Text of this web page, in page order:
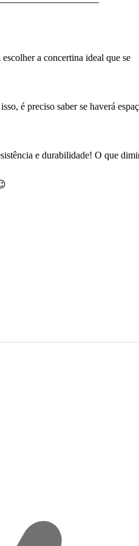
a concertina ideal que se
é preciso saber se haverá
e durabilidade! O que